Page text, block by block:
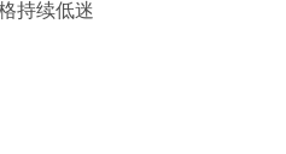
持续低迷